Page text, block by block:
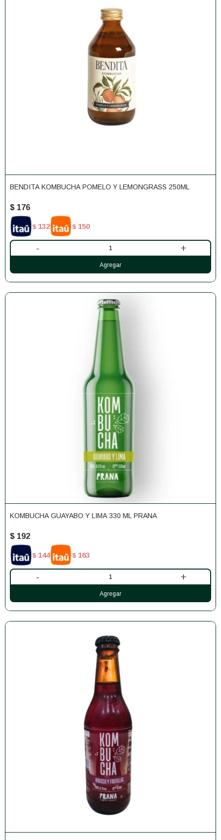
BENDITA KOMBUCHA POMELO Y LEMONGRASS 250ML
$ 176
$ 132 $ 150
- +
KOMBUCHA GUAYABO Y LIMA 330 ML PRANA
$ 192
$ 144 $ 163
- +